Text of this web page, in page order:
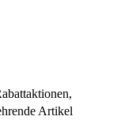
Artikel